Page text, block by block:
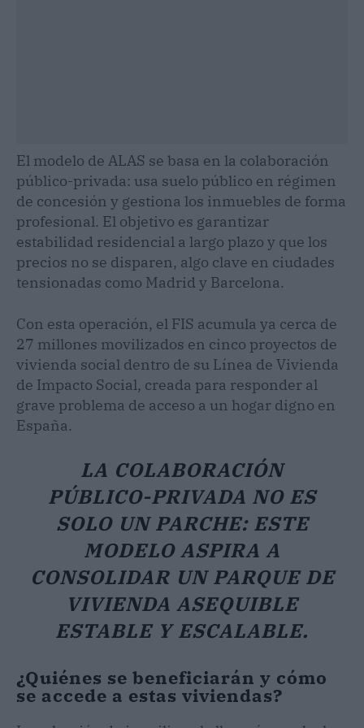
El modelo de ALAS se basa en la colaboración
público-privada: usa suelo público en régimen
de concesión y gestiona los inmuebles de forma
profesional. El objetivo es garantizar
estabilidad residencial a largo plazo y que los
precios no se disparen, algo clave en ciudades
tensionadas como Madrid y Barcelona.
Con esta operación, el FIS acumula ya cerca de
27 millones movilizados en cinco proyectos de
vivienda social dentro de su Línea de Vivienda
de Impacto Social, creada para responder al
grave problema de acceso a un hogar digno en
España.
LA COLABORACIÓN
PÚBLICO-PRIVADA NO ES
SOLO UN PARCHE: ESTE
MODELO ASPIRA A
CONSOLIDAR UN PARQUE DE
VIVIENDA ASEQUIBLE
ESTABLE Y ESCALABLE.
¿Quiénes se beneficiarán y cómo
se accede a estas viviendas?